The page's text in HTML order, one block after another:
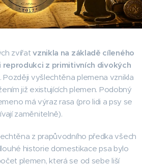
zvířatvznikla na základě cíleného
reprodukci z primitivních divokých
. Později vyšlechtěna plemena vznikla
již existujících plemen. Podobný
má výraz rasa (pro lidi a psy se
zaměnitelně).
z prapůvodního předka všech
historie domestikace psa bylo
plemen, která se od sebe liší